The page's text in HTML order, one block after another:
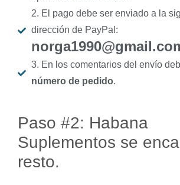
2. El pago debe ser enviado a la
dirección de PayPal:
3. En los comentarios del envío
número de pedido.
Paso #2: Habana
Suplementos se
resto.